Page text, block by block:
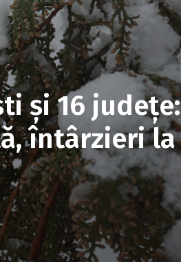
și 16 județe:
întârzieri la